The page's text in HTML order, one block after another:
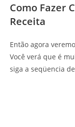
Como Fazer
Receita
Então agora
Você verá que é
siga a seqüencia